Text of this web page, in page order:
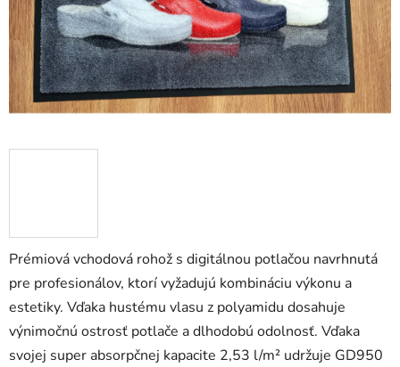
Prémiová vchodová rohož s digitálnou potlačou navrhnutá
pre profesionálov, ktorí vyžadujú kombináciu výkonu a
estetiky. Vďaka hustému vlasu z polyamidu dosahuje
výnimočnú ostrosť potlače a dlhodobú odolnosť. Vďaka
svojej super absorpčnej kapacite 2,53 l/m² udržuje GD950